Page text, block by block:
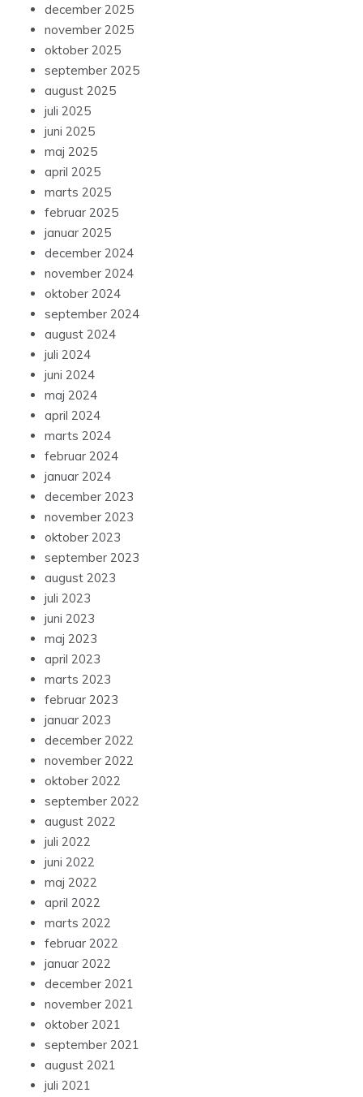
december 2025
november 2025
oktober 2025
september 2025
august 2025
juli 2025
juni 2025
maj 2025
april 2025
marts 2025
februar 2025
januar 2025
december 2024
november 2024
oktober 2024
september 2024
august 2024
juli 2024
juni 2024
maj 2024
april 2024
marts 2024
februar 2024
januar 2024
december 2023
november 2023
oktober 2023
september 2023
august 2023
juli 2023
juni 2023
maj 2023
april 2023
marts 2023
februar 2023
januar 2023
december 2022
november 2022
oktober 2022
september 2022
august 2022
juli 2022
juni 2022
maj 2022
april 2022
marts 2022
februar 2022
januar 2022
december 2021
november 2021
oktober 2021
september 2021
august 2021
juli 2021